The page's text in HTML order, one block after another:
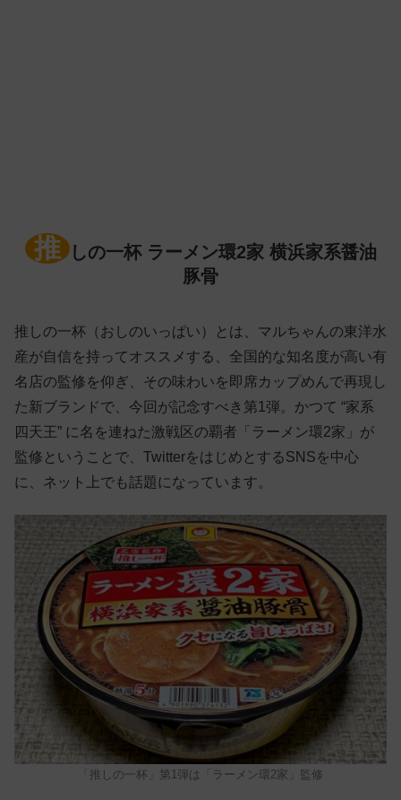
推 しの一杯 ラーメン環2家 横浜家系醤油
豚骨
推しの一杯（おしのいっぱい）とは、マルちゃんの東洋水
産が自信を持ってオススメする、全国的な知名度が高い有
名店の監修を仰ぎ、その味わいを即席カップめんで再現し
た新ブランドで、今回が記念すべき第1弾。かつて “家系
四天王” に名を連ねた激戦区の覇者「ラーメン環2家」が
監修ということで、TwitterをはじめとするSNSを中心
に、ネット上でも話題になっています。
「推しの一杯」第1弾は「ラーメン環2家」監修